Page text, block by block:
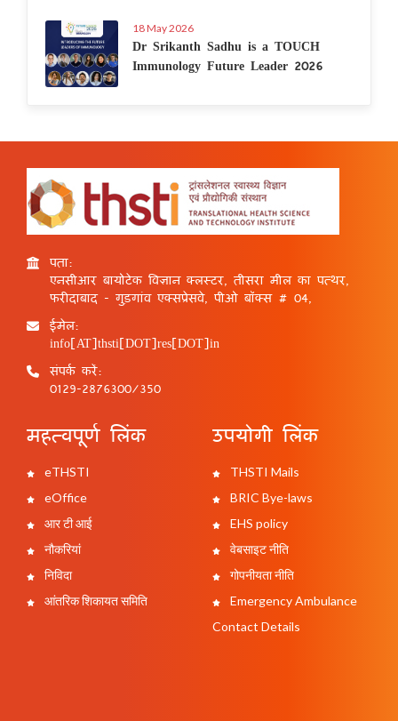
18 May 2026
Dr Srikanth Sadhu is a TOUCH
Immunology Future Leader 2026
पता:
एनसीआर बायोटेक विज्ञान क्लस्टर, तीसरा मील का पत्थर,
फरीदाबाद - गुड़गांव एक्सप्रेसवे, पीओ बॉक्स # 04,
ईमेल:
info[AT]thsti[DOT]res[DOT]in
संपर्क करें:
0129-2876300/350
महत्वपूर्ण लिंक
eTHSTI
eOffice
आर टी आई
नौकरियां
निविदा
आंतरिक शिकायत समिति
उपयोगी लिंक
THSTI Mails
BRIC Bye-laws
EHS policy
वेबसाइट नीति
गोपनीयता नीति
Emergency Ambulance
Contact Details